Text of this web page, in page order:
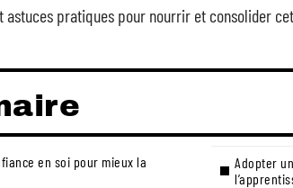
astuces pratiques pour nourrir et consolider
en soi pour mieux la
Adopter